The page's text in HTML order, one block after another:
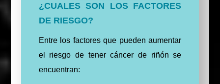
¿CUALES SON LOS FACTORES
DE RIESGO?
Entre los factores que pueden aumentar
el riesgo de tener cáncer de riñón se
encuentran: